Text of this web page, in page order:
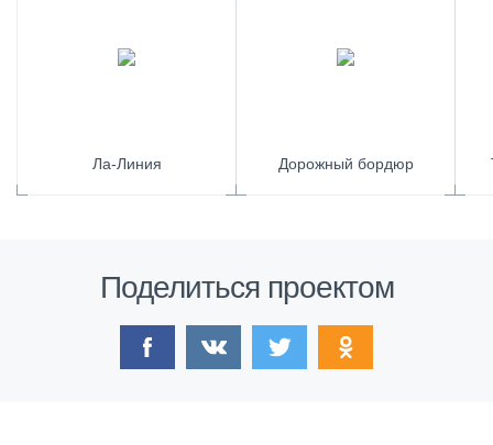
Ла-Линия Дорожный бордюр
Поделиться проектом